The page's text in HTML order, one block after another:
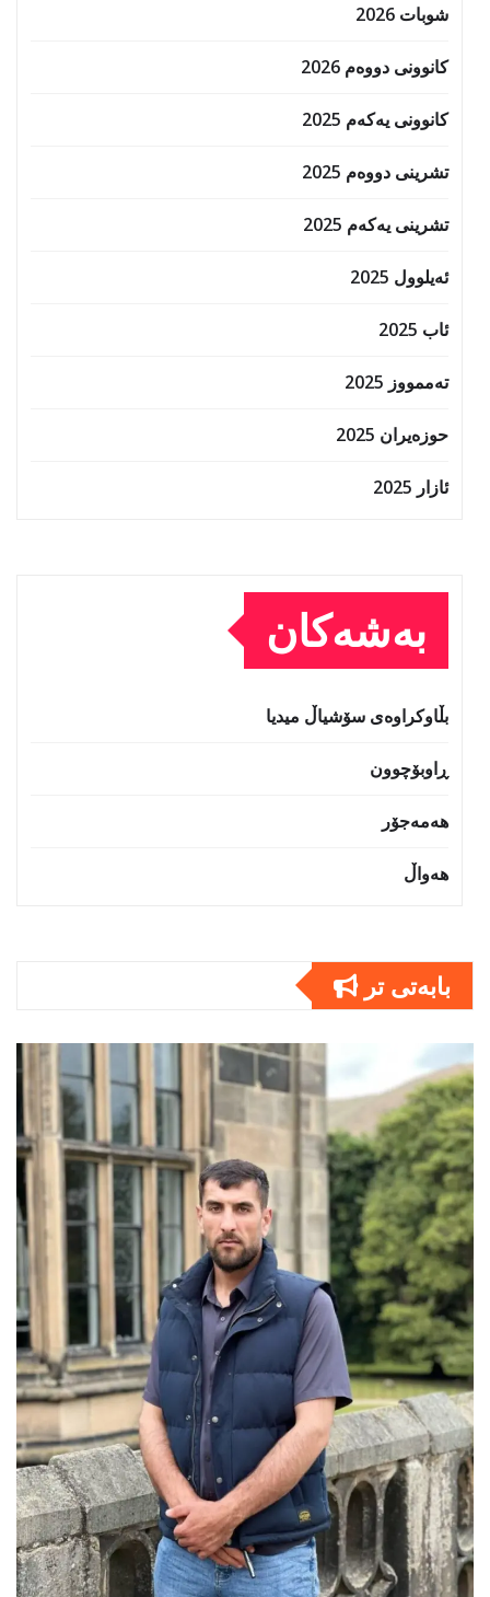
شوبات 2026
کانوونی دووەم 2026
کانوونی یەکەم 2025
تشرینی دووەم 2025
تشرینی یەکەم 2025
ئەیلوول 2025
ئاب 2025
تەممووز 2025
حوزه‌یران 2025
ئازار 2025
بەشەکان
بڵاوکراوەی سۆشیاڵ میدیا
ڕاوبۆچوون
هەمەجۆر
هەواڵ
بابەتى تر